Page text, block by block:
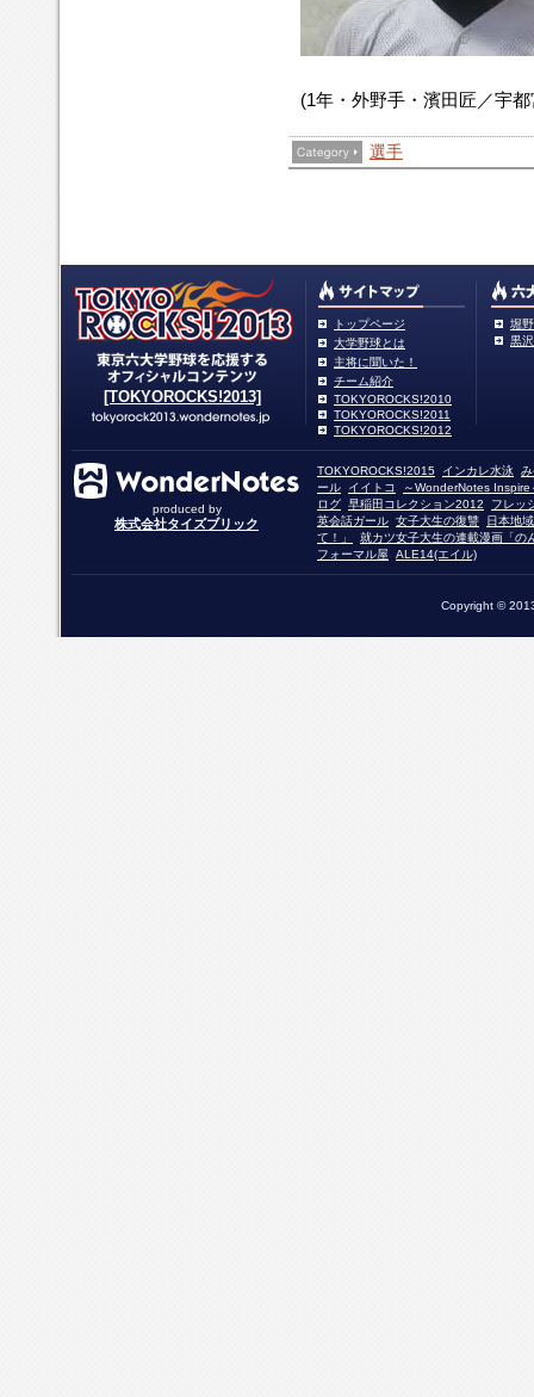
(1年・外野手・濱田匠／宇
選手
[TOKYOROCKS!2013]
トップページ
大学野球とは
主将に聞いた！
チーム紹介
TOKYOROCKS!2010
TOKYOROCKS!2011
TOKYOROCKS!2012
堀
黒
produced by
株式会社タイズブリック
TOKYOROCKS!2015 インカレ水泳
ール
イイトコ
～WonderNotes Inspire
ログ 早稲田コレクション2012
フレッ
英会話ガール 女子大生の復讐
日本地
て！」
就カツ女子大生の連載漫画「の
フォーマル屋
ALE14(エイル)
Copyright ©